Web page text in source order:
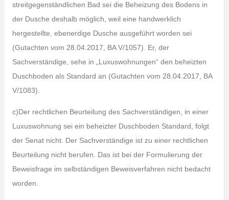
streitgegenständlichen Bad sei die Beheizung des Bodens in
der Dusche deshalb möglich, weil eine handwerklich
hergestellte, ebenerdige Dusche ausgeführt worden sei
(Gutachten vom 28.04.2017, BA V/1057). Er, der
Sachverständige, sehe in „Luxuswohnungen“ den beheizten
Duschboden als Standard an (Gutachten vom 28.04.2017, BA
V/1083).
c)Der rechtlichen Beurteilung des Sachverständigen, in einer
Luxuswohnung sei ein beheizter Duschboden Standard, folgt
der Senat nicht. Der Sachverständige ist zu einer rechtlichen
Beurteilung nicht berufen. Das ist bei der Formulierung der
Beweisfrage im selbständigen Beweisverfahren nicht bedacht
worden.